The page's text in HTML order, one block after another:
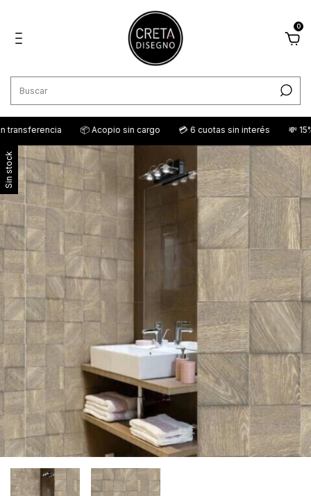
0
📦 Acopio sin cargo 💳 6 cuotas sin interés 💸
Sin stock